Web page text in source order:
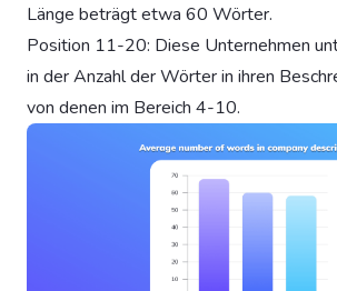
Länge beträgt etwa 60 Wörter.
Position 11-20: Diese Unternehmen
in der Anzahl der Wörter in ihren
von denen im Bereich 4-10.